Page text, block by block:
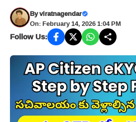
Byviratnagendar
On: February 14, 2026 1:04 PM
Follow Us: